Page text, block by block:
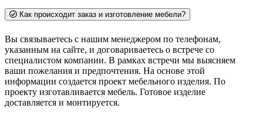
Как происходит заказ и изготовление мебели?
Вы связываетесь с нашим менеджером по телефонам,
указанным на сайте, и договариваетесь о встрече со
специалистом компании. В рамках встречи мы выясняем
ваши пожелания и предпочтения. На основе этой
информации создается проект мебельного изделия. По
проекту изготавливается мебель. Готовое изделие
доставляется и монтируется.